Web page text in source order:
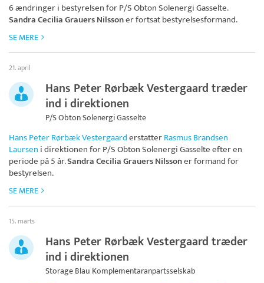
6 ændringer i bestyrelsen forP/S Obton Solenergi Gasselte.
Sandra Cecilia Grauers Nilssoner fortsat bestyrelsesformand.
SE MERE
21. april
Hans Peter Rørbæk Vestergaard træder
ind i direktionen
P/S Obton Solenergi Gasselte
Hans Peter Rørbæk VestergaarderstatterRasmus Brandsen
Laursen i direktionen forP/S Obton Solenergi Gasselteefter en
periode på 5 år.Sandra Cecilia Grauers Nilssoner formand for
bestyrelsen.
SE MERE
15. marts
Hans Peter Rørbæk Vestergaard træder
ind i direktionen
Storage Blau Komplementaranpartsselskab